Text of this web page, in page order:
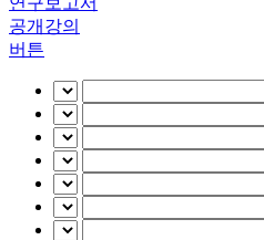
공개강의
버튼